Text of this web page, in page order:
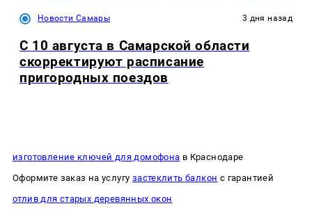
Новости Самары 3 дня назад
С 10 августа в Самарской области
скорректируют расписание
пригородных поездов
изготовление ключей для домофона в Краснодаре
Оформите заказ на услугу застеклить балкон с гарантией
отлив для старых деревянных окон